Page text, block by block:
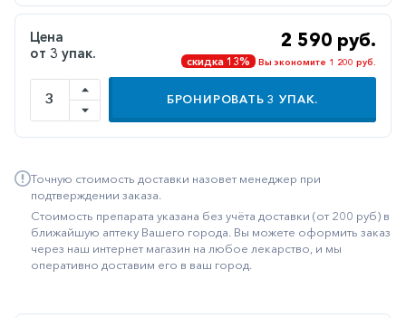
Климактерические
Метаболизм
Минеральный
обмен
средства
Неврологические
Остеопороз
Цена
от 3 упак.
2 590 руб.
скидка 13% Вы экономите 1 200 руб.
БРОНИРОВАТЬ3 УПАК.
Точную стоимость доставки назовет менеджер при
подтверждении заказа.
Стоимость препарата указана без учёта доставки (от 200 руб) в
ближайшую аптеку Вашего города. Вы можете оформить заказ
через наш интернет магазин на любое лекарство, и мы
оперативно доставим его в ваш город.